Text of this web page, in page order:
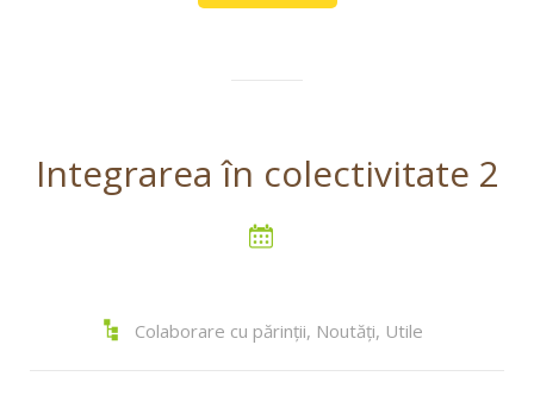
Integrarea în colectivitate 2
Colaborare cu părinții, Noutăți, Utile